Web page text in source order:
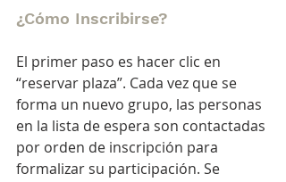
¿Cómo Inscribirse?
El primer paso es hacer clic en
“reservar plaza”. Cada vez que se
forma un nuevo grupo, las personas
en la lista de espera son contactadas
por orden de inscripción para
formalizar su participación. Se